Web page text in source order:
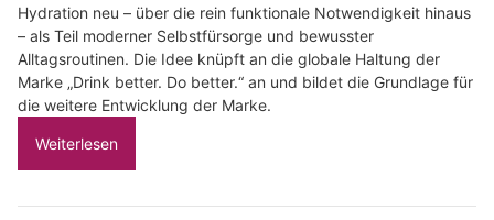
Hydration neu – über die rein funktionale Notwendigkeit hinaus
– als Teil moderner Selbstfürsorge und bewusster
Alltagsroutinen. Die Idee knüpft an die globale Haltung der
Marke „Drink better. Do better.“ an und bildet die Grundlage für
die weitere Entwicklung der Marke.
Weiterlesen